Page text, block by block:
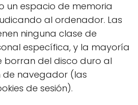
un espacio de memoria
al ordenador. Las
ninguna clase de
específica, y la mayoría
borran del disco duro al
de navegador (las
de sesión).